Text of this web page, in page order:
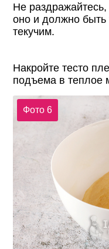
Не раздражайтесь,
оно и должно быть
текучим.
Накройте тесто
подъема в теплое
Фото 6